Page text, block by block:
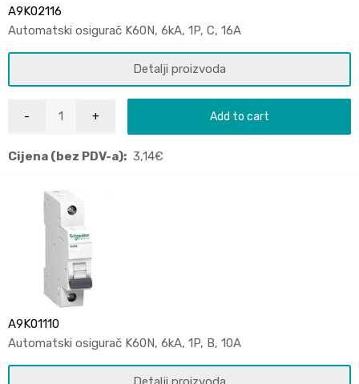
A9K02116
Automatski osigurač K60N, 6kA, 1P, C, 16A
Detalji proizvoda
Add to cart
Cijena (bez PDV-a): 3,14€
A9K01110
Automatski osigurač K60N, 6kA, 1P, B, 10A